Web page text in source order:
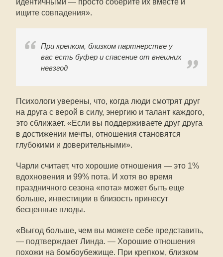
идентичными — просто соберите их вместе и
ищите совпадения».
При крепком, близком партнерстве у
вас есть буфер и спасение от внешних
невзгод
Психологи уверены, что, когда люди смотрят друг
на друга с верой в силу, энергию и талант каждого,
это сближает. «Если вы поддерживаете друг друга
в достижении мечты, отношения становятся
глубокими и доверительными».
Чарли считает, что хорошие отношения — это 1%
вдохновения и 99% пота. И хотя во время
праздничного сезона «пота» может быть еще
больше, инвестиции в близость принесут
бесценные плоды.
«Выгод больше, чем вы можете себе представить,
— подтверждает Линда. — Хорошие отношения
похожи на бомбоубежище. При крепком, близком